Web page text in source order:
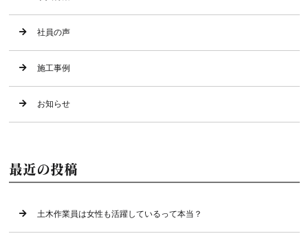
社員の声
施工事例
お知らせ
最近の投稿
土木作業員は女性も活躍しているって本当？